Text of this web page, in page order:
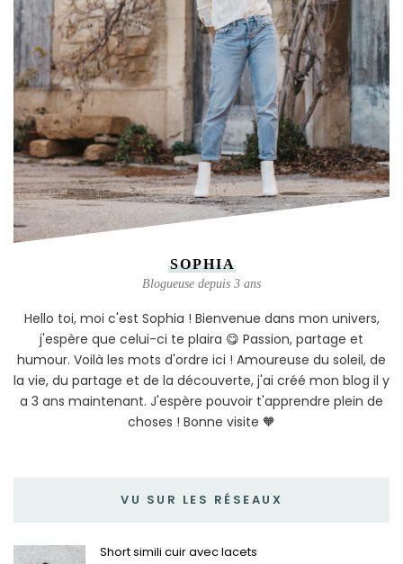
SOPHIA
Blogueuse depuis 3 ans
Hello toi, moi c'est Sophia ! Bienvenue dans mon univers,
j'espère que celui-ci te plaira 😋 Passion, partage et
humour. Voilà les mots d'ordre ici ! Amoureuse du soleil, de
la vie, du partage et de la découverte, j'ai créé mon blog il y
a 3 ans maintenant. J'espère pouvoir t'apprendre plein de
choses ! Bonne visite 🧡
VU SUR LES RÉSEAUX
Short simili cuir avec lacets